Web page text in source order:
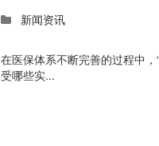
新闻资讯
在医保体系不断完善的过程中
受哪些实...